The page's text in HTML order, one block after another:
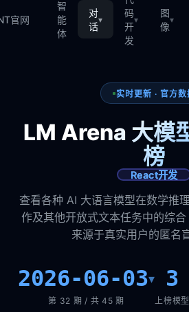
官网
智
能
体
对
话
▾
码
开
发
▾
图
像
▾
实时更新 · 官方数
LM Arena 大模
榜
React开发
查看各种 AI 大语言模型在数学推
作及其他开放式文本任务中的综
来源于真实用户的匿名
2026-06-03▾
第 32 期 / 共 45 期
3
上榜模型